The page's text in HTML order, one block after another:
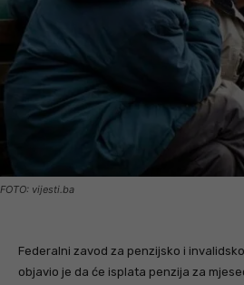
FOTO: vijesti.ba
Federalni zavod za penzijsko i
objavio je da će isplata penzija za